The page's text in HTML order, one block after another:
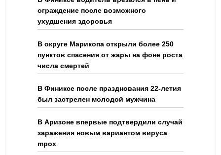
ограждение после возможного
ухудшения здоровья
В округе Марикопа открыли более 250
пунктов спасения от жары на фоне роста
числа смертей
В Финиксе после празднования 22-летия
был застрелен молодой мужчина
В Аризоне впервые подтвердили случай
заражения новым вариантом вируса
mpox